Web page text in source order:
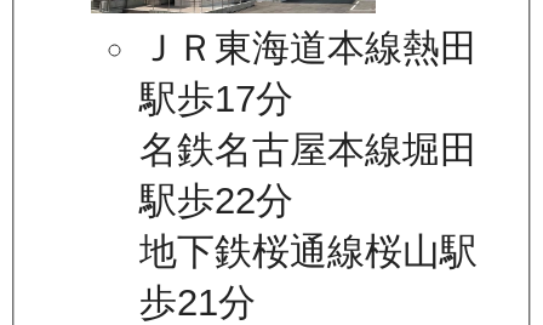
ＪＲ東海道本線熱田
駅歩17分
名鉄名古屋本線堀田
駅歩22分
地下鉄桜通線桜山駅
歩21分